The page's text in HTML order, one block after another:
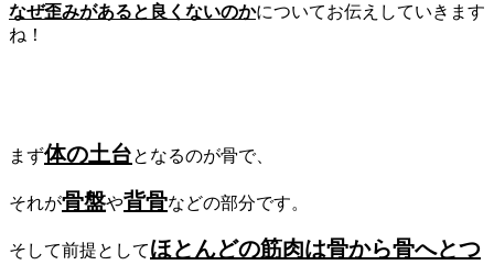
なぜ歪みがあると良くないのかについてお伝えしていきます
ね！
まず体の土台となるのが骨で、
それが骨盤や背骨などの部分です。
そして前提としてほとんどの筋肉は骨から骨へとつ